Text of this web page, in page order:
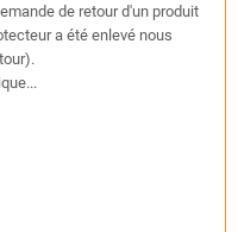
de retour d'un produit
a été enlevé nous